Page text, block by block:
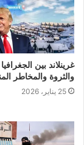
غرينلاند بين
والثروة والمخاطر
25 يناير، 2026